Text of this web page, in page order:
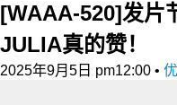
[WAAA-520]发片
JULIA真的赞！
2025年9月5日 pm12:00 •